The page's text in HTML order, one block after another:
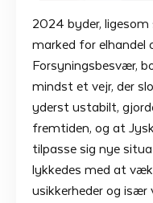
2024 byder,
marked for elhandel
Forsyningsbesvær,
mindst et vejr, der
yderst ustabilt,
fremtiden, og at
tilpasse sig nye
lykkedes med at
usikkerheder og især